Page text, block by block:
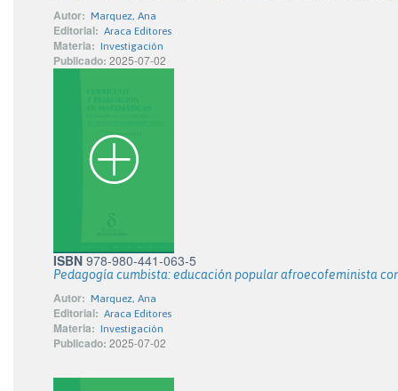
Autor: Marquez, Ana
Editorial: Araca Editores
Materia: Investigación
Publicado: 2025-07-02
ISBN 978-980-441-063-5
Pedagogía cumbista: educación popular afroecofeminista
Autor: Marquez, Ana
Editorial: Araca Editores
Materia: Investigación
Publicado: 2025-07-02